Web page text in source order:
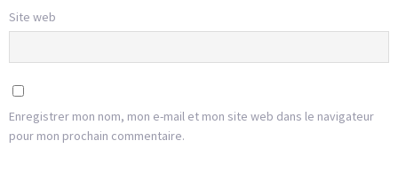
Site web
Enregistrer mon nom, mon e-mail et mon site web dans le navigateur
pour mon prochain commentaire.